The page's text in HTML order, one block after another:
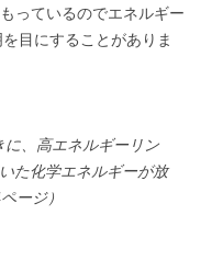
っているのでエネルギー
目にすることがありま
に、高エネルギーリン
た化学エネルギーが放
ージ）